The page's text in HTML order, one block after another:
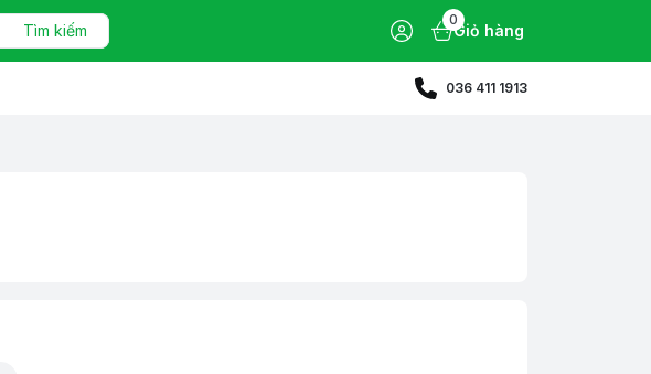
Tìm kiếm
0
Giỏ hàng
036 411 1913